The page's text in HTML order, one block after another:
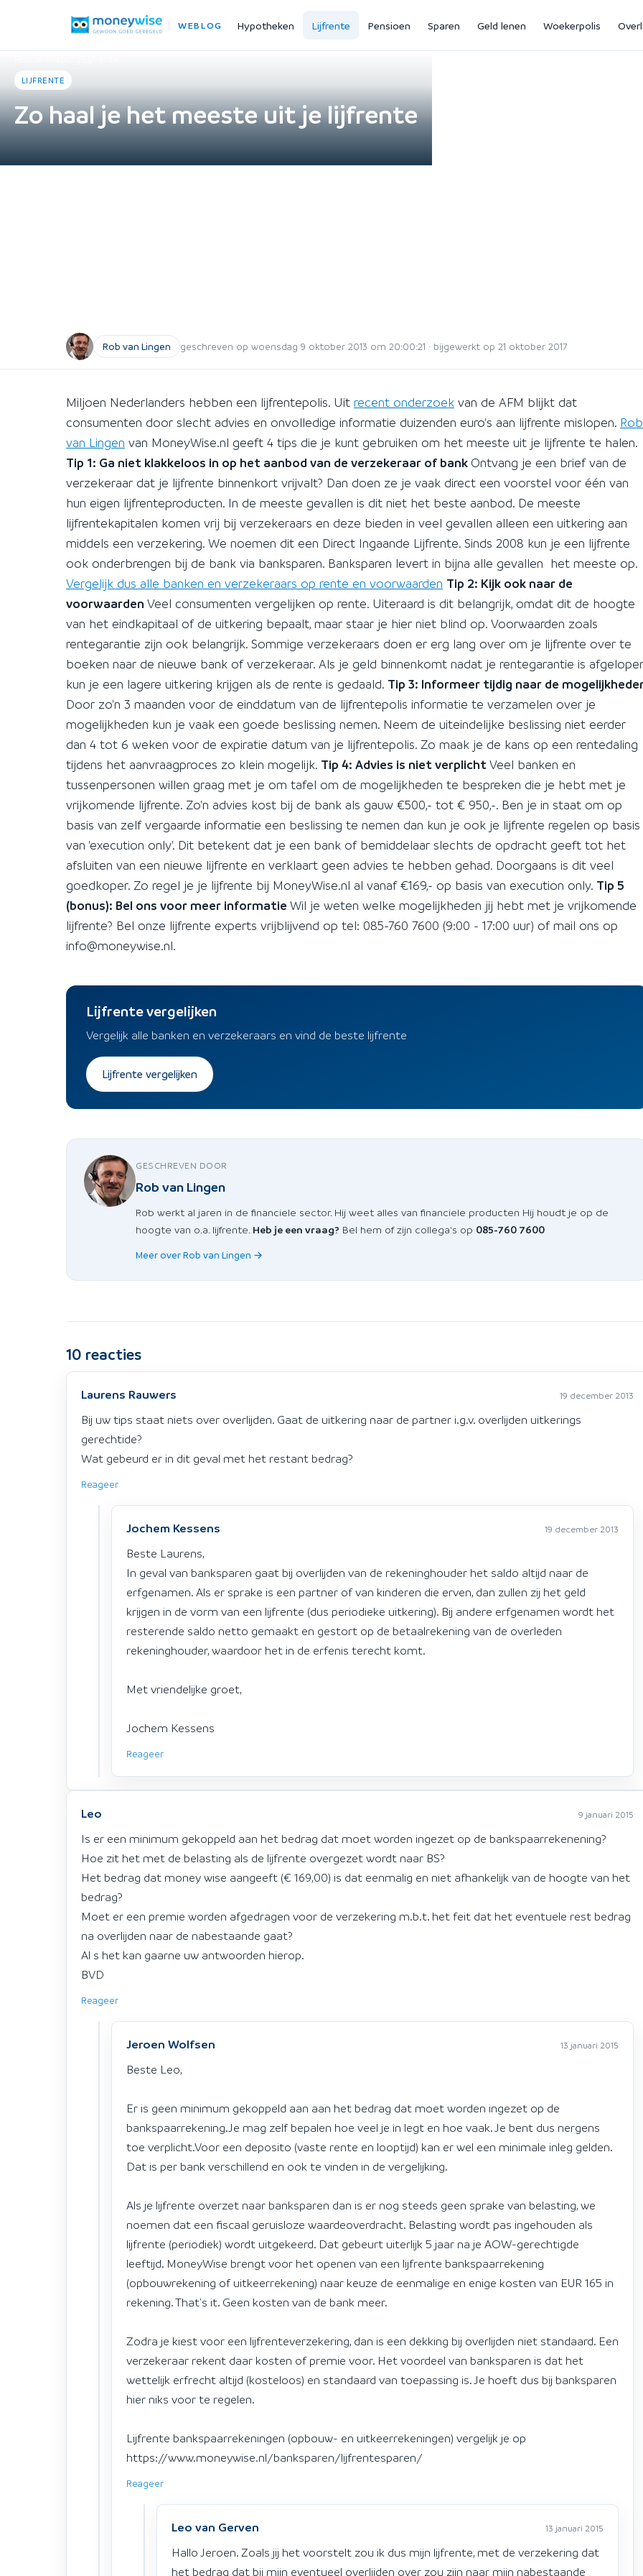
WEBLOG Hypotheken Lijfrente Pensioen Sparen Geld lenen Woekerpolis
LIJFRENTE
Zo haal je het meeste uit je lijfrente
Rob van Lingen geschreven op woensdag 9 oktober 2013 om 20:00:21 · bijgewerkt op 21 oktober 2017
Miljoen Nederlanders hebben een lijfrentepolis. Uit recent onderzoek van de AFM blijkt dat
consumenten door slecht advies en onvolledige informatie duizenden euro's aan lijfrente mislopen. Rob
van Lingen van MoneyWise.nl geeft 4 tips die je kunt gebruiken om het meeste uit je lijfrente te halen.
Tip 1: Ga niet klakkeloos in op het aanbod van de verzekeraar of bank Ontvang je een brief van de
verzekeraar dat je lijfrente binnenkort vrijvalt? Dan doen ze je vaak direct een voorstel voor één van
hun eigen lijfrenteproducten. In de meeste gevallen is dit niet het beste aanbod. De meeste
lijfrentekapitalen komen vrij bij verzekeraars en deze bieden in veel gevallen alleen een uitkering aan
middels een verzekering. We noemen dit een Direct Ingaande Lijfrente. Sinds 2008 kun je een lijfrente
ook onderbrengen bij de bank via banksparen. Banksparen levert in bijna alle gevallen het meeste op.
Vergelijk dus alle banken en verzekeraars op rente en voorwaarden Tip 2: Kijk ook naar de
voorwaarden Veel consumenten vergelijken op rente. Uiteraard is dit belangrijk, omdat dit de hoogte
van het eindkapitaal of de uitkering bepaalt, maar staar je hier niet blind op. Voorwaarden zoals
rentegarantie zijn ook belangrijk. Sommige verzekeraars doen er erg lang over om je lijfrente over te
boeken naar de nieuwe bank of verzekeraar. Als je geld binnenkomt nadat je rentegarantie is
kun je een lagere uitkering krijgen als de rente is gedaald. Tip 3: Informeer tijdig naar de
Door zo'n 3 maanden voor de einddatum van de lijfrentepolis informatie te verzamelen over je
mogelijkheden kun je vaak een goede beslissing nemen. Neem de uiteindelijke beslissing niet eerder
dan 4 tot 6 weken voor de expiratie datum van je lijfrentepolis. Zo maak je de kans op een rentedaling
tijdens het aanvraagproces zo klein mogelijk. Tip 4: Advies is niet verplichtVeel banken en
tussenpersonen willen graag met je om tafel om de mogelijkheden te bespreken die je hebt met je
vrijkomende lijfrente. Zo'n advies kost bij de bank als gauw €500,- tot € 950,-. Ben je in staat om op
basis van zelf vergaarde informatie een beslissing te nemen dan kun je ook je lijfrente regelen op basis
van 'execution only'. Dit betekent dat je een bank of bemiddelaar slechts de opdracht geeft tot het
afsluiten van een nieuwe lijfrente en verklaart geen advies te hebben gehad. Doorgaans is dit veel
goedkoper. Zo regel je je lijfrente bij MoneyWise.nl al vanaf €169,- op basis van execution only. Tip 5
(bonus): Bel ons voor meer informatie Wil je weten welke mogelijkheden jij hebt met je vrijkomende
lijfrente? Bel onze lijfrente experts vrijblijvend op tel: 085-760 7600 (9:00 - 17:00 uur) of mail ons op
info@moneywise.nl.
Lijfrente vergelijken
Vergelijk alle banken en verzekeraars en vind de beste lijfrente
Lijfrente vergelijken
GESCHREVEN DOOR
Rob van Lingen
Rob werkt al jaren in de financiele sector. Hij weet alles van financiele producten Hij houdt je op de
hoogte van o.a. lijfrente. Heb je een vraag? Bel hem of zijn collega's op 085-760 7600
Meer over Rob van Lingen →
10 reacties
Laurens Rauwers 19 december 2013
Bij uw tips staat niets over overlijden. Gaat de uitkering naar de partner i.g.v. overlijden uitkerings
gerechtide?
Wat gebeurd er in dit geval met het restant bedrag?
Reageer
Jochem Kessens 19 december 2013
Beste Laurens,
In geval van banksparen gaat bij overlijden van de rekeninghouder het saldo altijd naar de
erfgenamen. Als er sprake is een partner of van kinderen die erven, dan zullen zij het geld
krijgen in de vorm van een lijfrente (dus periodieke uitkering). Bij andere erfgenamen wordt het
resterende saldo netto gemaakt en gestort op de betaalrekening van de overleden
rekeninghouder, waardoor het in de erfenis terecht komt.
Met vriendelijke groet,
Jochem Kessens
Reageer
Leo 9 januari 2015
Is er een minimum gekoppeld aan het bedrag dat moet worden ingezet op de bankspaarrekenening?
Hoe zit het met de belasting als de lijfrente overgezet wordt naar BS?
Het bedrag dat money wise aangeeft (€ 169,00) is dat eenmalig en niet afhankelijk van de hoogte van het
bedrag?
Moet er een premie worden afgedragen voor de verzekering m.b.t. het feit dat het eventuele rest bedrag
na overlijden naar de nabestaande gaat?
Al s het kan gaarne uw antwoorden hierop.
BVD
Reageer
Jeroen Wolfsen 13 januari 2015
Beste Leo,
Er is geen minimum gekoppeld aan aan het bedrag dat moet worden ingezet op de
bankspaarrekening.Je mag zelf bepalen hoe veel je in legt en hoe vaak. Je bent dus nergens
toe verplicht.Voor een deposito (vaste rente en looptijd) kan er wel een minimale inleg gelden.
Dat is per bank verschillend en ook te vinden in de vergelijking.
Als je lijfrente overzet naar banksparen dan is er nog steeds geen sprake van belasting, we
noemen dat een fiscaal geruisloze waardeoverdracht. Belasting wordt pas ingehouden als
lijfrente (periodiek) wordt uitgekeerd. Dat gebeurt uiterlijk 5 jaar na je AOW-gerechtigde
leeftijd. MoneyWise brengt voor het openen van een lijfrente bankspaarrekening
(opbouwrekening of uitkeerrekening) naar keuze de eenmalige en enige kosten van EUR 165 in
rekening. That's it. Geen kosten van de bank meer.
Zodra je kiest voor een lijfrenteverzekering, dan is een dekking bij overlijden niet standaard. Een
verzekeraar rekent daar kosten of premie voor. Het voordeel van banksparen is dat het
wettelijk erfrecht altijd (kosteloos) en standaard van toepassing is. Je hoeft dus bij banksparen
hier niks voor te regelen.
Lijfrente bankspaarrekeningen (opbouw- en uitkeerrekeningen) vergelijk je op
https://www.moneywise.nl/banksparen/lijfrentesparen/
Reageer
Leo van Gerven 13 januari 2015
Hallo Jeroen. Zoals jij het voorstelt zou ik dus mijn lijfrente, met de verzekering dat
het bedrag dat bij mijn eventueel overlijden over zou zijn naar mijn nabestaande